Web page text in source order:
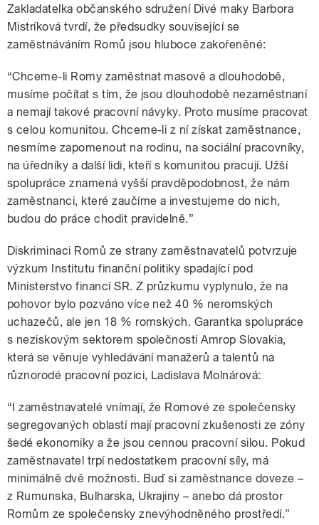
Zakladatelka občanského sdružení Divé maky Barbora
Mistríková tvrdí, že předsudky související se
zaměstnáváním Romů jsou hluboce zakořeněné:
“Chceme-li Romy zaměstnat masově a dlouhodobě,
musíme počítat s tím, že jsou dlouhodobě nezaměstnaní
a nemají takové pracovní návyky. Proto musíme pracovat
s celou komunitou. Chceme-li z ní získat zaměstnance,
nesmíme zapomenout na rodinu, na sociální pracovníky,
na úředníky a další lidi, kteří s komunitou pracují. Užší
spolupráce znamená vyšší pravděpodobnost, že nám
zaměstnanci, které zaučíme a investujeme do nich,
budou do práce chodit pravidelně.”
Diskriminaci Romů ze strany zaměstnavatelů potvrzuje
výzkum Institutu finanční politiky spadající pod
Ministerstvo financí SR. Z průzkumu vyplynulo, že na
pohovor bylo pozváno více než 40 % neromských
uchazečů, ale jen 18 % romských. Garantka spolupráce
s neziskovým sektorem společnosti Amrop Slovakia,
která se věnuje vyhledávání manažerů a talentů na
různorodé pracovní pozici, Ladislava Molnárová:
“I zaměstnavatelé vnímají, že Romové ze společensky
segregovaných oblastí mají pracovní zkušenosti ze zóny
šedé ekonomiky a že jsou cennou pracovní silou. Pokud
zaměstnavatel trpí nedostatkem pracovní síly, má
minimálně dvě možnosti. Buď si zaměstnance doveze –
z Rumunska, Bulharska, Ukrajiny – anebo dá prostor
Romům ze společensky znevýhodněného prostředí.”